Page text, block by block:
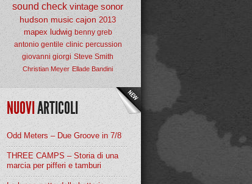
sound check vintage sonor
hudson music cajon 2013
mapex ludwig benny greb
antonio gentile clinic percussion
giovanni giorgi Steve Smith
Christian Meyer Ellade Bandini
NUOVIARTICOLI
Odd Meters – Due Groove in 7/8
THREE CAMPS – Storia di una
marcia per pifferi e tamburi